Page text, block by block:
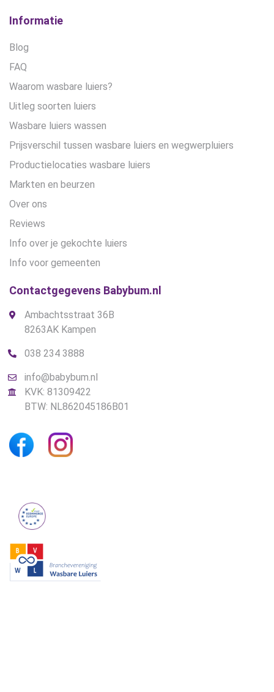
Informatie
Blog
FAQ
Waarom wasbare luiers?
Uitleg soorten luiers
Wasbare luiers wassen
Prijsverschil tussen wasbare luiers en wegwerpluiers
Productielocaties wasbare luiers
Markten en beurzen
Over ons
Reviews
Info over je gekochte luiers
Info voor gemeenten
Contactgegevens Babybum.nl
Ambachtsstraat 36B
8263AK Kampen
038 234 3888
info@babybum.nl
KVK: 81309422
BTW: NL862045186B01